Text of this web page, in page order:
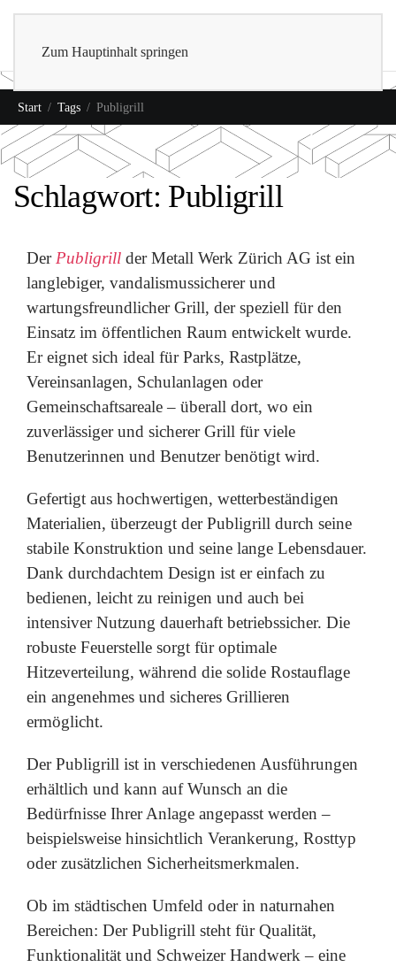
Zum Hauptinhalt springen
Start Tags Publigrill
Schlagwort: Publigrill
Der Publigrill der Metall Werk Zürich AG ist ein
langlebiger, vandalismussicherer und
wartungsfreundlicher Grill, der speziell für den
Einsatz im öffentlichen Raum entwickelt wurde.
Er eignet sich ideal für Parks, Rastplätze,
Vereinsanlagen, Schulanlagen oder
Gemeinschaftsareale – überall dort, wo ein
zuverlässiger und sicherer Grill für viele
Benutzerinnen und Benutzer benötigt wird.
Gefertigt aus hochwertigen, wetterbeständigen
Materialien, überzeugt der Publigrill durch seine
stabile Konstruktion und seine lange Lebensdauer.
Dank durchdachtem Design ist er einfach zu
bedienen, leicht zu reinigen und auch bei
intensiver Nutzung dauerhaft betriebssicher. Die
robuste Feuerstelle sorgt für optimale
Hitzeverteilung, während die solide Rostauflage
ein angenehmes und sicheres Grillieren
ermöglicht.
Der Publigrill ist in verschiedenen Ausführungen
erhältlich und kann auf Wunsch an die
Bedürfnisse Ihrer Anlage angepasst werden –
beispielsweise hinsichtlich Verankerung, Rosttyp
oder zusätzlichen Sicherheitsmerkmalen.
Ob im städtischen Umfeld oder in naturnahen
Bereichen: Der Publigrill steht für Qualität,
Funktionalität und Schweizer Handwerk – eine